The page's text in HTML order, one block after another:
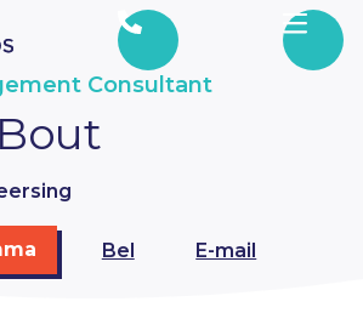
Consultant
Bout
Bel E-mail